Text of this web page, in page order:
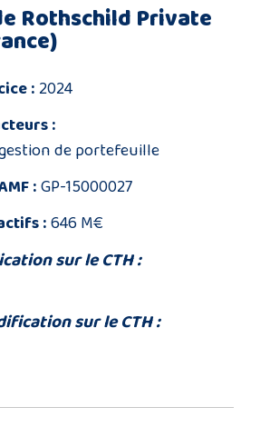
Rothschild Private
:2024
:
de portefeuille
:GP-15000027
:646 M€
sur le CTH :
sur le CTH :